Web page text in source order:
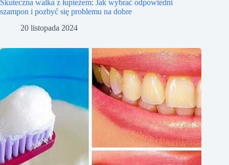
Skuteczna walka z łupieżem: Jak wybrać odpowiedni
szampon i pozbyć się problemu na dobre
20 listopada 2024